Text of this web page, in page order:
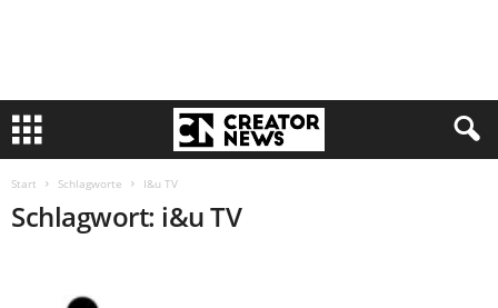
Start Schlagworte I&u TV
Schlagwort: i&u TV